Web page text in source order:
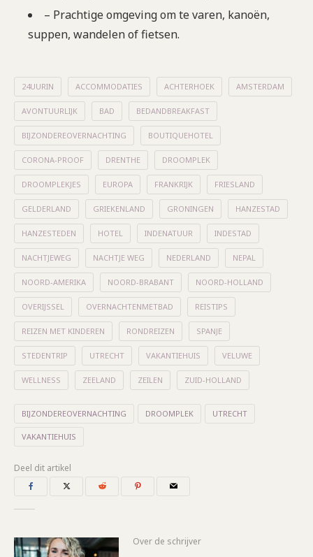
– Prachtige omgeving om te varen, kanoën,
suppen, wandelen of fietsen.
24UURIN ACCOMMODATIES ACHTERHOEK AMSTERDAM
AVONTUURLIJK BAD BEDANDBREAKFAST
BIJZONDEREOVERNACHTING BOUTIQUEHOTEL
CORONA-PROOF DRENTHE DROOMPLEK
DROOMPLEKJES EUROPA FRANKRIJK FRIESLAND
GELDERLAND GRIEKENLAND GRONINGEN HANZESTAD
HANZESTEDEN HOTEL INDENATUUR INDESTAD
NACHTJEWEG NACHTJE WEG NEDERLAND NEPAL
NOORD-AMERIKA NOORD-BRABANT NOORD-HOLLAND
OVERIJSSEL OVERNACHTENMETBAD REISTIPS
REIZEN MET KINDEREN RONDREIZEN SPANJE
STEDENTRIP UTRECHT VAKANTIEHUIS VELUWE
WELLNESS ZEELAND ZEILEN ZUID-HOLLAND
BIJZONDEREOVERNACHTING DROOMPLEK UTRECHT
VAKANTIEHUIS
Deel dit artikel
Over de schrijver